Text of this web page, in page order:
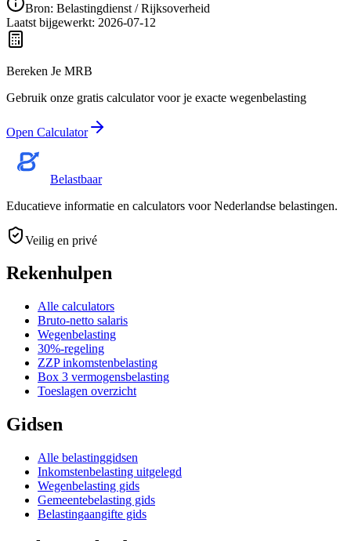
Bron: Belastingdienst / Rijksoverheid
Laatst bijgewerkt: 2026-07-12
Bereken Je MRB
Gebruik onze gratis calculator voor je exacte wegenbelasting
Open Calculator
Belastbaar
Educatieve informatie en calculators voor Nederlandse belastingen.
Veilig en privé
Rekenhulpen
Alle calculators
Bruto-netto salaris
Wegenbelasting
30%-regeling
ZZP inkomstenbelasting
Box 3 vermogensbelasting
Toeslagen overzicht
Gidsen
Alle belastinggidsen
Inkomstenbelasting uitgelegd
Wegenbelasting gids
Gemeentebelasting gids
Belastingaangifte gids